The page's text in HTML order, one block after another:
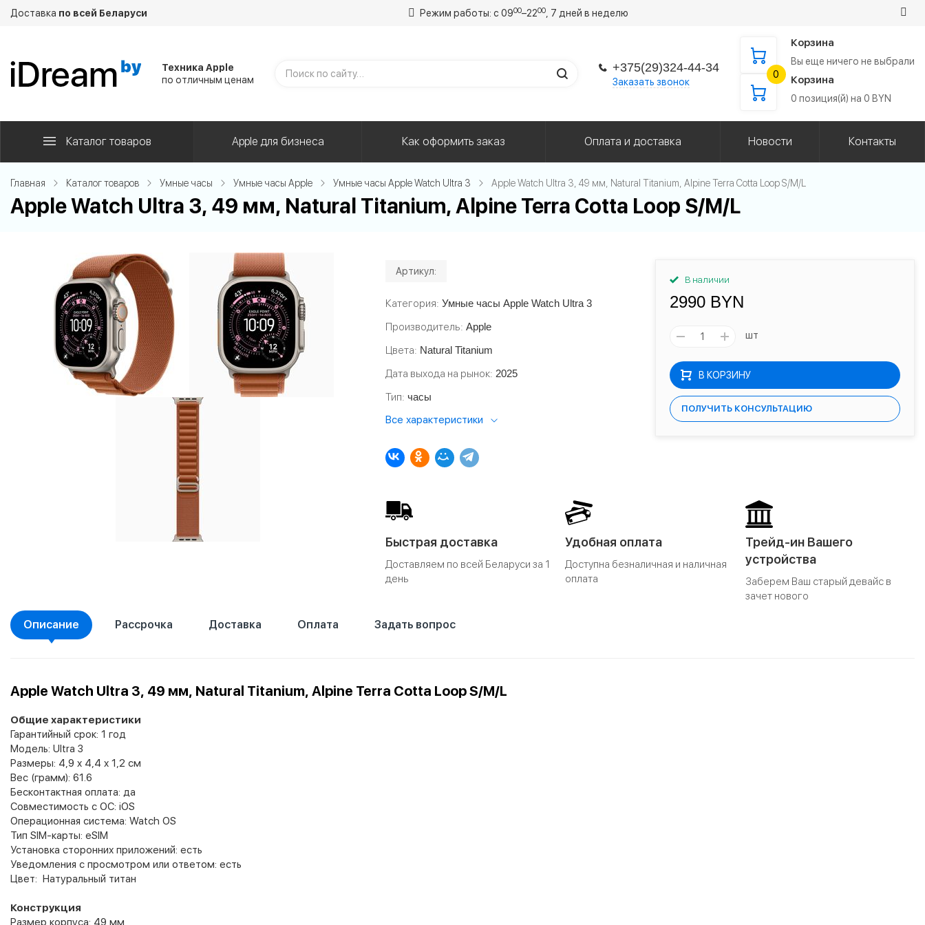
Доставка по всей Беларуси Режим работы: с 0900–2200, 7 дней в неделю
Техника Apple
по отличным ценам
+375(29)324-44-34
Заказать звонок
Корзина
Вы еще ничего не выбрали
0
Корзина
0 позиция(й) на 0 BYN
Каталог товаров Apple для бизнеса Как оформить заказ Оплата и доставка Новости Контакты
Главная Каталог товаров Умные часы Умные часы Apple Умные часы Apple Watch Ultra 3 Apple Watch Ultra 3, 49 мм, Natural Titanium, Alpine Terra Cotta Loop S/M/L
Apple Watch Ultra 3, 49 мм, Natural Titanium, Alpine Terra Cotta Loop S/M/L
Артикул:
Категория Умные часы Apple Watch Ultra 3
Производитель Apple
Цвета Natural Titanium
Дата выхода на рынок 2025
Тип часы
Все характеристики
В наличии
2990 BYN
шт
В КОРЗИНУ
ПОЛУЧИТЬ КОНСУЛЬТАЦИЮ
Быстрая доставка
Доставляем по всей Беларуси за 1
день
Удобная оплата
Доступна безналичная и наличная
оплата
Трейд-ин Вашего
устройства
Заберем Ваш старый девайс в
зачет нового
Описание Рассрочка Доставка Оплата Задать вопрос
Apple Watch Ultra 3, 49 мм, Natural Titanium, Alpine Terra Cotta Loop S/M/L
Общие характеристики
Гарантийный срок: 1 год
Модель: Ultra 3
Размеры: 4,9 x 4,4 x 1,2 см
Вес (грамм): 61.6
Бесконтактная оплата: да
Совместимость с ОС: iOS
Операционная система: Watch OS
Тип SIM-карты: eSIM
Установка сторонних приложений: есть
Уведомления с просмотром или ответом: есть
Цвет: Натуральный титан
Конструкция
Размер корпуса: 49 мм